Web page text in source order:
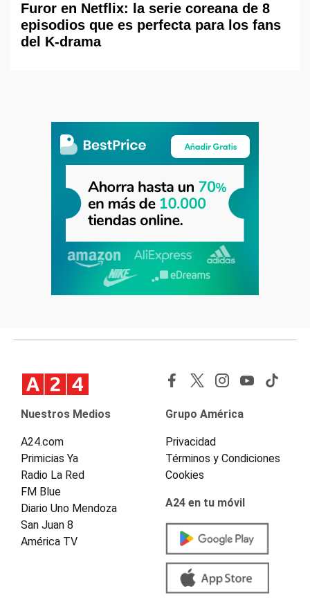
Furor en Netflix: la serie coreana de 8
episodios que es perfecta para los fans
del K-drama
Nuestros Medios
A24.com
Primicias Ya
Radio La Red
FM Blue
Diario Uno Mendoza
San Juan 8
América TV
Grupo América
Privacidad
Términos y Condiciones
Cookies
A24 en tu móvil